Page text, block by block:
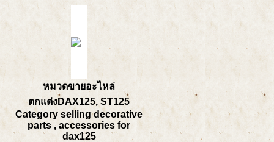
หมวดขายอะไหล่
ตกแต่งDAX125, ST125
Category selling decorative
parts , accessories for
dax125